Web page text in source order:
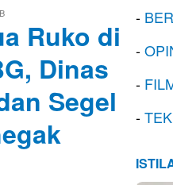
Ruko di
Dinas
Segel
-
-
-
-